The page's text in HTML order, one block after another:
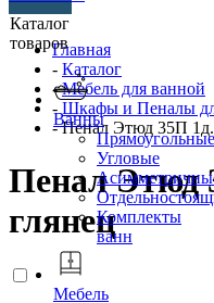
Каталог
товаров
Ванны
Прямоугольные
Угловые
Комплекты
ванн
Мебель
Главная
- Каталог
-Мебель для ванной
- Шкафы и Пеналы
- Пенал Этюд 35П 1д.
Пенал Этюд
глянец